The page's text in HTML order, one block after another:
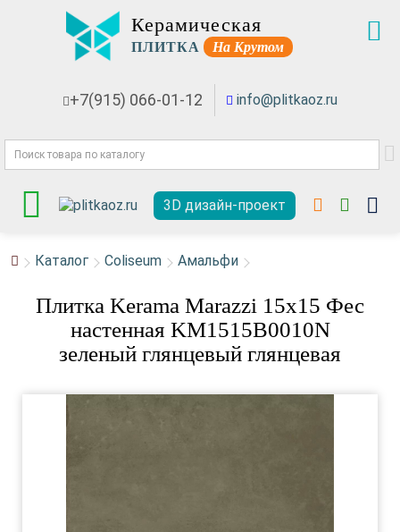
Керамическая
ПЛИТКА На Крутом
+7(915) 066-01-12 info@plitkaoz.ru
3D дизайн-проект
Каталог Coliseum Амальфи
Плитка Kerama Marazzi 15x15 Фес
настенная KM1515B0010N
зеленый глянцевый глянцевая